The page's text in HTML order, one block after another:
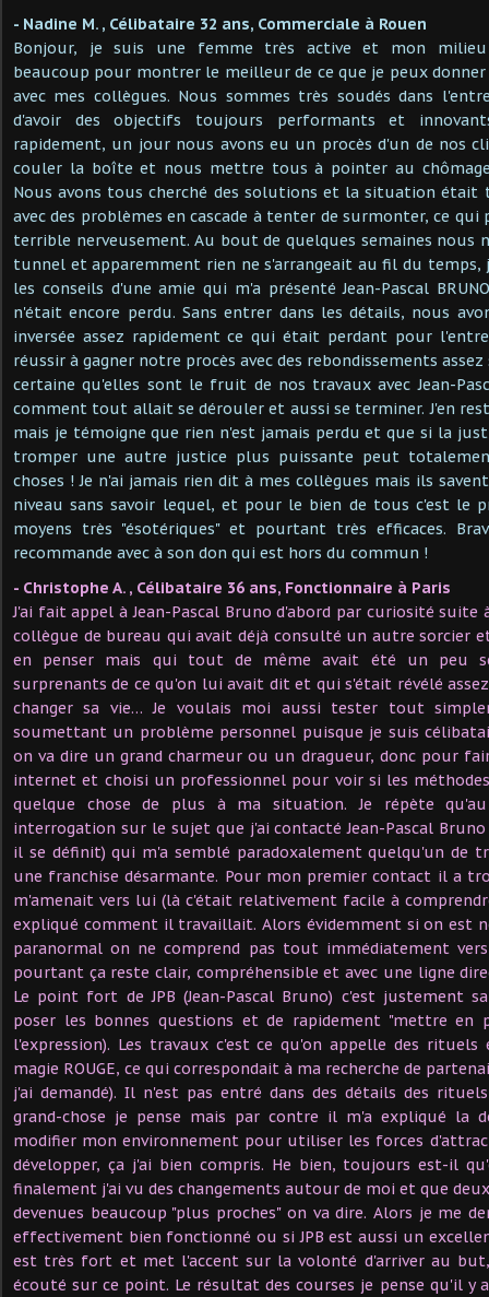
- Nadine M. , Célibataire 32 ans, Commerciale à Rouen
Bonjour, je suis une femme très active et mon milieu
beaucoup pour montrer le meilleur de ce que je peux
avec mes collègues. Nous sommes très soudés dans
d'avoir des objectifs toujours performants et
rapidement, un jour nous avons eu un procès d'un de nos
couler la boîte et nous mettre tous à pointer au
Nous avons tous cherché des solutions et la situation était
avec des problèmes en cascade à tenter de surmonter, ce
terrible nerveusement. Au bout de quelques semaines nous
tunnel et apparemment rien ne s'arrangeait au fil du temps,
les conseils d'une amie qui m'a présenté Jean-Pascal
n'était encore perdu. Sans entrer dans les détails, nous
inversée assez rapidement ce qui était perdant pour
réussir à gagner notre procès avec des rebondissements
certaine qu'elles sont le fruit de nos travaux avec Jean-
comment tout allait se dérouler et aussi se terminer. J'en
mais je témoigne que rien n'est jamais perdu et que si la
tromper une autre justice plus puissante peut
choses ! Je n'ai jamais rien dit à mes collègues mais ils
niveau sans savoir lequel, et pour le bien de tous c'est le
moyens très "ésotériques" et pourtant très efficaces.
recommande avec à son don qui est hors du commun !
- Christophe A. , Célibataire 36 ans, Fonctionnaire à Paris
J'ai fait appel à Jean-Pascal Bruno d'abord par curiosité suite
collègue de bureau qui avait déjà consulté un autre sorcier
en penser mais qui tout de même avait été un peu
surprenants de ce qu'on lui avait dit et qui s'était révélé
changer sa vie… Je voulais moi aussi tester tout
soumettant un problème personnel puisque je suis
on va dire un grand charmeur ou un dragueur, donc pour
internet et choisi un professionnel pour voir si les
quelque chose de plus à ma situation. Je répète
interrogation sur le sujet que j'ai contacté Jean-Pascal
il se définit) qui m'a semblé paradoxalement quelqu'un de
une franchise désarmante. Pour mon premier contact il a
m'amenait vers lui (là c'était relativement facile à
expliqué comment il travaillait. Alors évidemment si on est
paranormal on ne comprend pas tout immédiatement
pourtant ça reste clair, compréhensible et avec une ligne
Le point fort de JPB (Jean-Pascal Bruno) c'est justement
poser les bonnes questions et de rapidement "mettre en
l'expression). Les travaux c'est ce qu'on appelle des
magie ROUGE, ce qui correspondait à ma recherche de
j'ai demandé). Il n'est pas entré dans des détails des
grand-chose je pense mais par contre il m'a expliqué la
modifier mon environnement pour utiliser les forces
développer, ça j'ai bien compris. He bien, toujours est-il
finalement j'ai vu des changements autour de moi et que
devenues beaucoup "plus proches" on va dire. Alors je me
effectivement bien fonctionné ou si JPB est aussi un
est très fort et met l'accent sur la volonté d'arriver au
écouté sur ce point. Le résultat des courses je pense qu'il y